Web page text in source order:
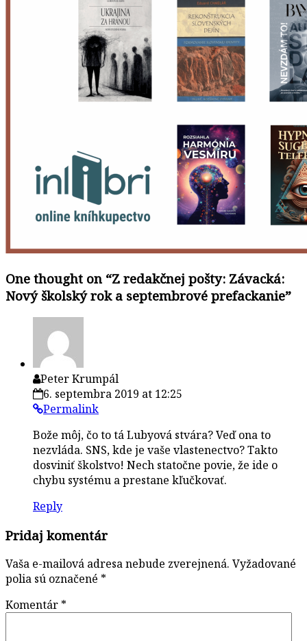
One thought on “Z redakčnej pošty: Závacká:
Nový školský rok a septembrové prefackanie”
Peter Krumpál
6. septembra 2019 at 12:25
Permalink
Bože môj, čo to tá Lubyová stvára? Veď ona to
nezvláda. SNS, kde je vaše vlastenectvo? Takto
dosviniť školstvo! Nech statočne povie, že ide o
chybu systému a prestane kľučkovať.
Reply
Pridaj komentár
Vaša e-mailová adresa nebude zverejnená. Vyžadované
polia sú označené *
Komentár *